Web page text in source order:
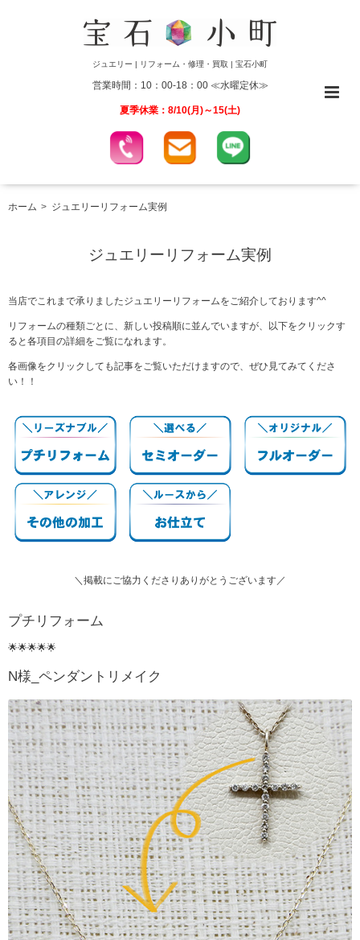
ジュエリー | リフォーム・修理・買取 | 宝石小町
営業時間：10：00-18：00 ≪水曜定休≫
夏季休業：8/10(月)～15(土)
ホーム ジュエリーリフォーム実例
ジュエリーリフォーム実例
当店でこれまで承りましたジュエリーリフォームをご紹介しております^^
リフォームの種類ごとに、新しい投稿順に並んでいますが、以下をクリックす
ると各項目の詳細をご覧になれます。
各画像をクリックしても記事をご覧いただけますので、ぜひ見てみてくださ
い！！
＼掲載にご協力くださりありがとうございます／
プチリフォーム
🌟🌟🌟🌟🌟
N様_ペンダントリメイク